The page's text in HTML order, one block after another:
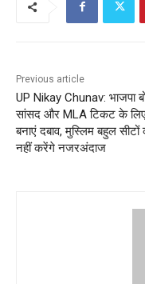
Previous article
UP Nikay Chunav: भाजपा
सांसद और MLA टिकट के
बनाएं दबाव, मुस्लिम बहुल सीटों
नहीं करेंगे नजरअंदाज